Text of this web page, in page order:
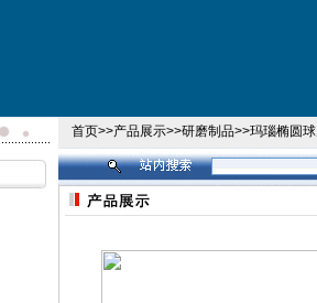
首页>>产品展示>>研磨制品>>玛瑙椭圆